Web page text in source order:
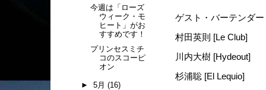
ゲスト・バーテンダー
村田英則 [Le Club]
川内大樹 [Hydeout]
杉浦聡 [El Lequio]
今週は「ローズ
ウィーク・モ
ヒート」がお
すすめです！
プリンセスミチ
コのスコーピ
オン
► 5月 (16)